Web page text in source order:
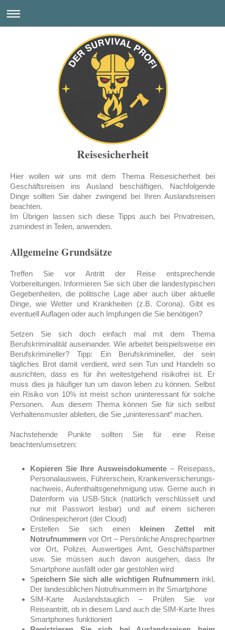
Reisesicherheit
Hier wollen wir uns mit dem Thema Reisesicherheit bei
Geschäftsreisen ins Ausland beschäftigen. Nachfolgende
Dinge sollten Sie daher zwingend bei Ihren Auslandsreisen
beachten.
Im Übrigen lassen sich diese Tipps auch bei Privatreisen,
zumindest in Teilen, anwenden.
Allgemeine Grundsätze
Treffen Sie vor Antritt der Reise entsprechende
Vorbereitungen. Informieren Sie sich über die landestypischen
Gegebenheiten, die politische Lage aber auch über aktuelle
Dinge, wie Wetter und Krankheiten (z.B. Corona). Gibt es
eventuell Auflagen oder auch Impfungen die Sie benötigen?
Setzen Sie sich doch einfach mal mit dem Thema
Berufskriminalität auseinander. Wie arbeitet beispielsweise ein
Berufskrimineller? Tipp: Ein Berufskrimineller, der sein
tägliches Brot damit verdient, wird sein Tun und Handeln so
ausrichten, dass es für ihn weitestgehend risikofrei ist. Er
muss dies ja häufiger tun um davon leben zu können. Selbst
ein Risiko von 10% ist meist schon uninteressant für solche
Personen. Aus diesem Thema können Sie für sich selbst
Verhaltensmuster ableiten, die Sie „uninteressant“ machen.
Nachstehende Punkte sollten Sie für eine Reise
beachten/umsetzen:
Kopieren Sie Ihre Ausweisdokumente– Reisepass,
Personalausweis, Führerschein, Krankenversicherungs-
nachweis, Aufenthaltsgenehmigung usw. Gerne auch in
Datenform via USB-Stick (natürlich verschlüsselt und
nur mit Passwort lesbar) und auf einem sicheren
Onlinespeicherort (der Cloud)
Erstellen Sie sich einen kleinen Zettel mit
Notrufnummern vor Ort – Persönliche Ansprechpartner
vor Ort, Polizei, Auswertiges Amt, Geschäftspartner
usw. Sie müssen auch davon ausgehen, dass Ihr
Smartphone ausfällt oder gar gestohlen wird
Speichern Sie sich alle wichtigen Rufnummern inkl.
Der landesüblichen Notrufnummern in Ihr Smartphone
SIM-Karte Auslandstauglich – Prüfen Sie vor
Reiseantritt, ob in diesem Land auch die SIM-Karte Ihres
Smartphones funktioniert